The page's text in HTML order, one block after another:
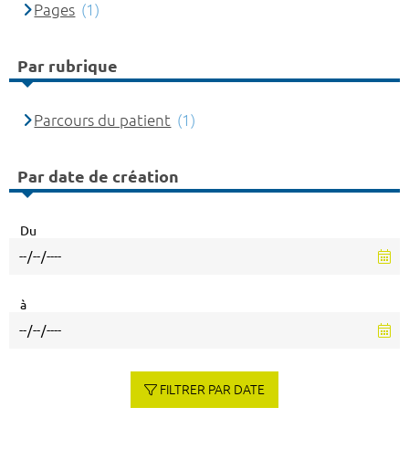
Pages (1)
Par rubrique
Parcours du patient (1)
Par date de création
Du
à
FILTRER PAR DATE